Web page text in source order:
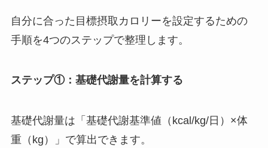
自分に合った目標摂取カロリーを設定するための
手順を4つのステップで整理します。
ステップ①：基礎代謝量を計算する
基礎代謝量は「基礎代謝基準値（kcal/kg/日）×体
重（kg）」で算出できます。